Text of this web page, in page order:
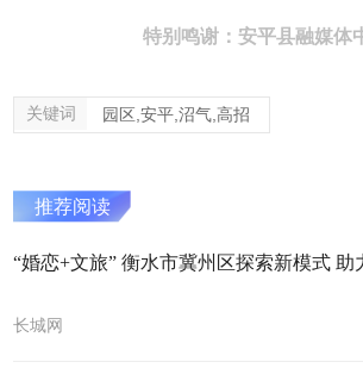
特别鸣谢： 安平县融媒体
关键词 园区,安平,沼气,高招
推荐阅读
“婚恋+文旅” 衡水市冀州区探索新模式 助
长城网